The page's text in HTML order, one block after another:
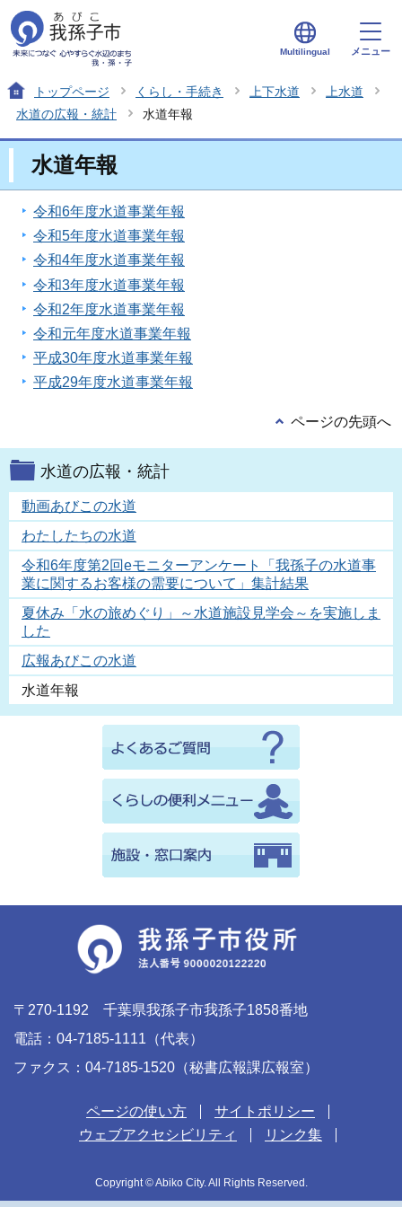
Multilingual メニュー
トップページ くらし・手続き 上下水道
上水道
水道の広報・統計
水道年報
水道年報
令和6年度水道事業年報
令和5年度水道事業年報
令和4年度水道事業年報
令和3年度水道事業年報
令和2年度水道事業年報
令和元年度水道事業年報
平成30年度水道事業年報
平成29年度水道事業年報
ページの先頭へ
水道の広報・統計
動画あびこの水道
わたしたちの水道
令和6年度第2回eモニターアンケート「我孫子の水道事
業に関するお客様の需要について」集計結果
夏休み「水の旅めぐり」～水道施設見学会～を実施しま
した
広報あびこの水道
水道年報
〒270-1192 千葉県我孫子市我孫子1858番地
電話：04-7185-1111（代表）
ファクス：04-7185-1520（秘書広報課広報室）
ページの使い方
サイトポリシー
ウェブアクセシビリティ
リンク集
Copyright © Abiko City. All Rights Reserved.